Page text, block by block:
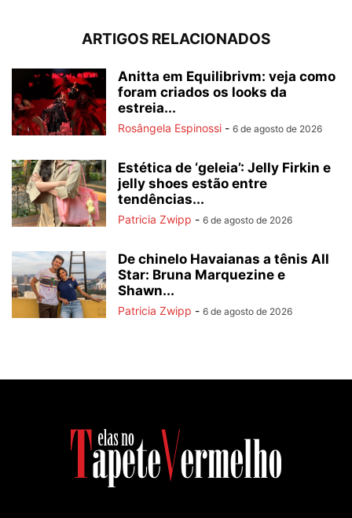
ARTIGOS RELACIONADOS
Anitta em Equilibrivm: veja como
foram criados os looks da
estreia...
Rosângela Espinossi - 6 de agosto de 2026
Estética de ‘geleia’: Jelly Firkin e
jelly shoes estão entre
tendências...
Patricia Zwipp - 6 de agosto de 2026
De chinelo Havaianas a tênis All
Star: Bruna Marquezine e
Shawn...
Patricia Zwipp - 6 de agosto de 2026